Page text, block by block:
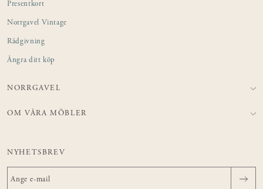
Presentkort
Norrgavel Vintage
Rådgivning
Ångra ditt köp
NORRGAVEL
OM VÅRA MÖBLER
NYHETSBREV